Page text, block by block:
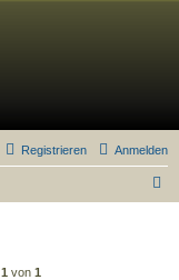
Anmelden
Registrieren
1 von 1